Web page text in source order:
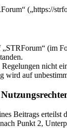
(„https://
(im
nicht
wird auf
Beitrags erteilst
Punkt 2,